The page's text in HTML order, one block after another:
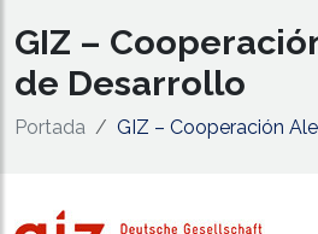
GIZ –
de Desarrollo
Portada GIZ – Cooperación